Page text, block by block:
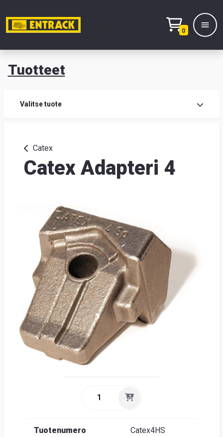
0
Tuotteet
Valitse tuote
Catex
Catex Adapteri 4
Tuotenumero Catex4HS